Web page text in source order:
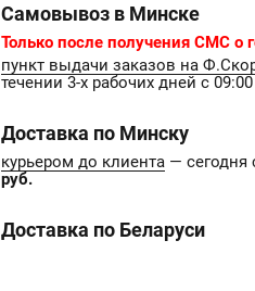
Самовывоз в Минске
Только после получения СМС о
пункт выдачи заказов на
течении 3-х рабочих дней с
Доставка по Минску
курьером до клиента — сегодня
руб.
Доставка по Беларуси